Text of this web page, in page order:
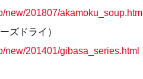
new/201807/akamoku_soup.html
ズドライ）
new/201401/gibasa_series.html